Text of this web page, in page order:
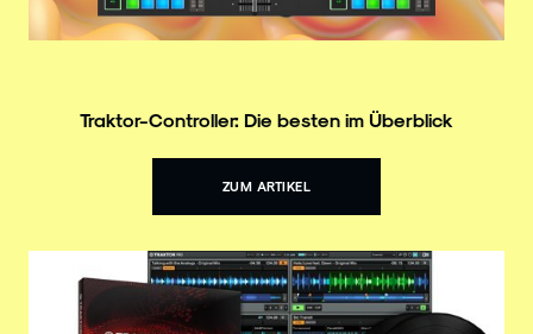
Traktor-Controller: Die besten im Überblick
ZUM ARTIKEL